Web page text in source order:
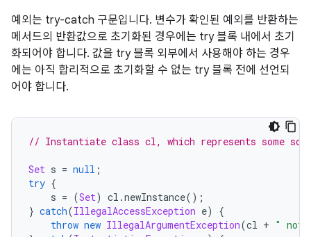
예외는 try-catch 구문입니다. 변수가 확인된 예외를 반환하는
메서드의 반환값으로 초기화된 경우에는 try 블록 내에서 초기
화되어야 합니다. 값을 try 블록 외부에서 사용해야 하는 경우
에는 아직 합리적으로 초기화할 수 없는 try 블록 전에 선언되
어야 합니다.
// Instantiate class cl, which represents some
Set s = null ;
try {
s = (Set) cl .newInstance();
} catch(IllegalAccessException e)
{
throw new IllegalArgumentException(cl + " not